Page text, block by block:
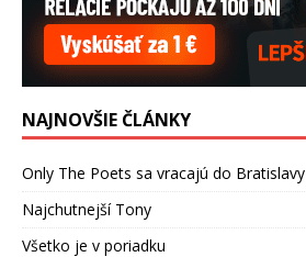
NAJNOVŠIE ČLÁNKY
Only The Poets sa vracajú do Bratislavy
Najchutnejší Tony
Všetko je v poriadku